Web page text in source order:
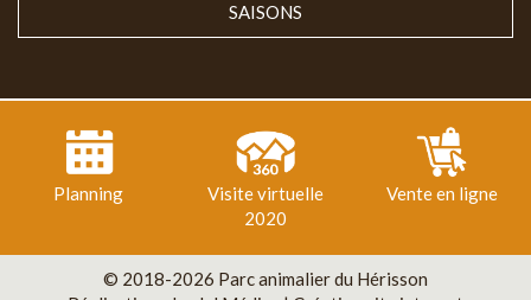
SAISONS
Planning
Visite virtuelle
2020
Vente en ligne
© 2018-2026 Parc animalier du Hérisson